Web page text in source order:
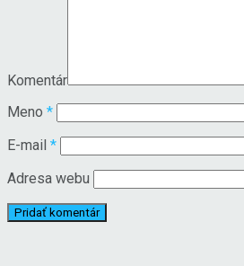
Komentár
Meno *
E-mail *
Adresa webu